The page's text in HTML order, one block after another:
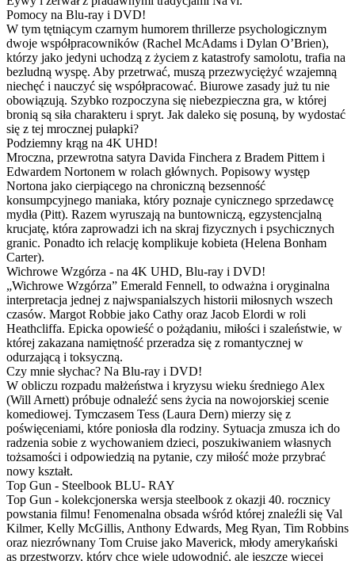
Pomocy na Blu-ray i DVD!
W tym tętniącym czarnym humorem thrillerze psychologicznym
dwoje współpracowników (Rachel McAdams i Dylan O’Brien),
którzy jako jedyni uchodzą z życiem z katastrofy samolotu, trafia na
bezludną wyspę. Aby przetrwać, muszą przezwyciężyć wzajemną
niechęć i nauczyć się współpracować. Biurowe zasady już tu nie
obowiązują. Szybko rozpoczyna się niebezpieczna gra, w której
bronią są siła charakteru i spryt. Jak daleko się posuną, by wydostać
się z tej mrocznej pułapki?
Podziemny krąg na 4K UHD!
Mroczna, przewrotna satyra Davida Finchera z Bradem Pittem i
Edwardem Nortonem w rolach głównych. Popisowy występ
Nortona jako cierpiącego na chroniczną bezsenność
konsumpcyjnego maniaka, który poznaje cynicznego sprzedawcę
mydła (Pitt). Razem wyruszają na buntowniczą, egzystencjalną
krucjatę, która zaprowadzi ich na skraj fizycznych i psychicznych
granic. Ponadto ich relację komplikuje kobieta (Helena Bonham
Carter).
Wichrowe Wzgórza - na 4K UHD, Blu-ray i DVD!
„Wichrowe Wzgórza” Emerald Fennell, to odważna i oryginalna
interpretacja jednej z najwspanialszych historii miłosnych wszech
czasów. Margot Robbie jako Cathy oraz Jacob Elordi w roli
Heathcliffa. Epicka opowieść o pożądaniu, miłości i szaleństwie, w
której zakazana namiętność przeradza się z romantycznej w
odurzającą i toksyczną.
Czy mnie słychac? Na Blu-ray i DVD!
W obliczu rozpadu małżeństwa i kryzysu wieku średniego Alex
(Will Arnett) próbuje odnaleźć sens życia na nowojorskiej scenie
komediowej. Tymczasem Tess (Laura Dern) mierzy się z
poświęceniami, które poniosła dla rodziny. Sytuacja zmusza ich do
radzenia sobie z wychowaniem dzieci, poszukiwaniem własnych
tożsamości i odpowiedzią na pytanie, czy miłość może przybrać
nowy kształt.
Top Gun - Steelbook BLU- RAY
Top Gun - kolekcjonerska wersja steelbook z okazji 40. rocznicy
powstania filmu! Fenomenalna obsada wśród której znaleźli się Val
Kilmer, Kelly McGillis, Anthony Edwards, Meg Ryan, Tim Robbins
oraz niezrównany Tom Cruise jako Maverick, młody amerykański
as przestworzy, który chce wiele udowodnić, ale jeszcze więcej